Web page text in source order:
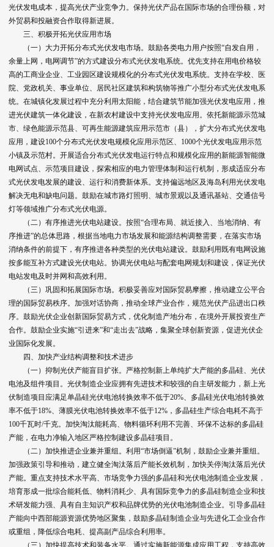
光伏发电成本，提高光伏产业竞争力。保持光伏产品在国际市场的合理份额，对
外贸易和投融资合作取得新进展。
三、积极开拓光伏应用市场
（一）大力开拓分布式光伏发电市场。鼓励各类电力用户按照“自发自用，
余量上网，电网调节”的方式建设分布式光伏发电系统。优先支持在用电价格较
高的工商业企业、工业园区建设规模化的分布式光伏发电系统。支持在学校、医
院、党政机关、事业单位、居民社区建筑和构筑物等推广小型分布式光伏发电系
统。在城镇化发展过程中充分利用太阳能，结合建筑节能加强光伏发电应用，推
进光伏建筑一体化建设，在新农村建设中支持光伏发电应用。依托新能源示范城
市、绿色能源示范县、可再生能源建筑应用示范市（县），扩大分布式光伏发电
应用，建设100个分布式光伏发电规模化应用示范区、1000个光伏发电应用示范
小镇及示范村。开展适合分布式光伏发电运行特点和规模化应用的新能源智能微
电网试点、示范项目建设，探索相应的电力管理体制和运行机制，形成适应分布
式光伏发电发展的建设、运行和消费新体系。支持偏远地区及海岛利用光伏发电
解决无电和缺电问题。鼓励在城市路灯照明、城市景观以及通讯基站、交通信号
灯等领域推广分布式光伏电源。
（二）有序推进光伏电站建设。按照“合理布局、就近接入、当地消纳、有
序推进”的总体思路，根据当地电力市场发展和能源结构调整需要，在落实市场
消纳条件的前提下，有序推进各种类型的光伏电站建设。鼓励利用既有电网设施
按多能互补方式建设光伏电站。协调光伏电站与配套电网规划和建设，保证光伏
电站发电及时并网和高效利用。
（三）巩固和拓展国际市场。积极妥善应对国际贸易摩擦，推动建立公平合
理的国际贸易秩序。加强对话协商，推动全球产业合作，规范光伏产品进出口秩
序。鼓励光伏企业创新国际贸易方式，优化制造产地分布，在境外开展投资生产
合作。鼓励企业实施“引进来”和“走出去”战略，集聚全球创新资源，促进光伏企
业国际化发展。
四、加快产业结构调整和技术进步
（一）抑制光伏产能盲目扩张。严格控制新上单纯扩大产能的多晶硅、光伏
电池及组件项目。光伏制造企业应拥有先进技术和较强的自主研发能力，新上光
伏制造项目应满足单晶硅光伏电池转换效率不低于20%、多晶硅光伏电池转换效
率不低于18%、薄膜光伏电池转换效率不低于12%，多晶硅生产综合电耗不高于
100千瓦时/千克。加快淘汰能耗高、物料循环利用不完善、环保不达标的多晶硅
产能，在电力净输入地区严格控制建设多晶硅项目。
（二）加快推进企业兼并重组。利用“市场倒逼”机制，鼓励企业兼并重组。
加强政策引导和推动，建立健全淘汰落后产能长效机制，加快关停淘汰落后光伏
产能。重点支持技术水平高、市场竞争力强的多晶硅和光伏电池制造企业发展，
培育形成一批综合能耗低、物料消耗少、具有国际竞争力的多晶硅制造企业和技
术研发能力强、具有自主知识产权和品牌优势的光伏电池制造企业。引导多晶硅
产能向中西部能源资源优势地区聚集，鼓励多晶硅制造企业与先进化工企业合作
或重组，降低综合电耗、提高副产品综合利用率。
（三）加快提高技术和装备水平。通过实施新能源集成应用工程，支持高效